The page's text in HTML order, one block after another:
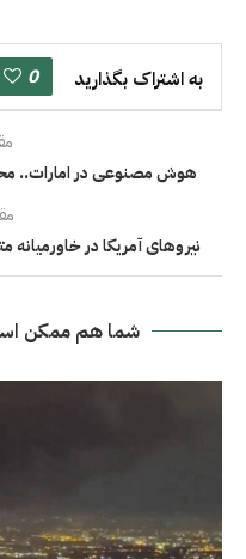
به اشتراک بگذارید 0
هوش مصنوعی در امارات..
نیروهای آمریکا در خاورمیانه
شما هم ممکن